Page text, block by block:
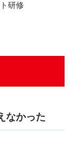
研修
なかった